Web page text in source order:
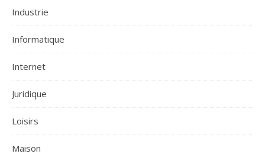
Industrie
Informatique
Internet
Juridique
Loisirs
Maison